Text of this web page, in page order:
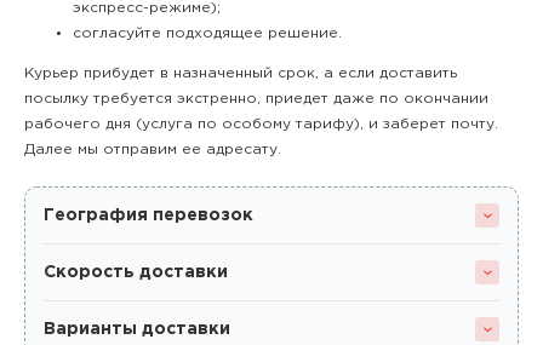
экспресс-режиме);
согласуйте подходящее решение.
Курьер прибудет в назначенный срок, а если доставить
посылку требуется экстренно, приедет даже по окончании
рабочего дня (услуга по особому тарифу), и заберет почту.
Далее мы отправим ее адресату.
География перевозок
Скорость доставки
Варианты доставки